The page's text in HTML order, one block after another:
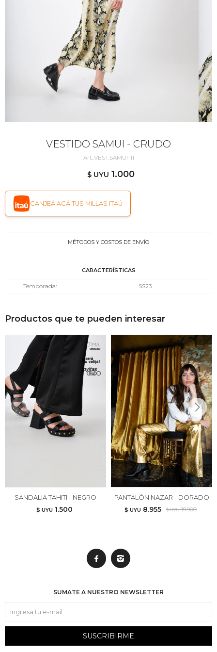
VESTIDO SAMUI - CRUDO
VEST.SAMUI-11
$ UYU 1.000
CANJEÁ ACÁ TUS MILLAS ITAÚ
MÉTODOS Y COSTOS DE ENVÍO
CARACTERÍSTICAS
Temporada SS23
Productos que te pueden interesar
SANDALIA TAHITI - NEGRO
$ UYU 1.500
PANTALÓN NAZAR - DORADO
$ UYU 8.955 $ UYU 19.900
 
SUMATE A NUESTRO NEWSLETTER
SUSCRIBIRME